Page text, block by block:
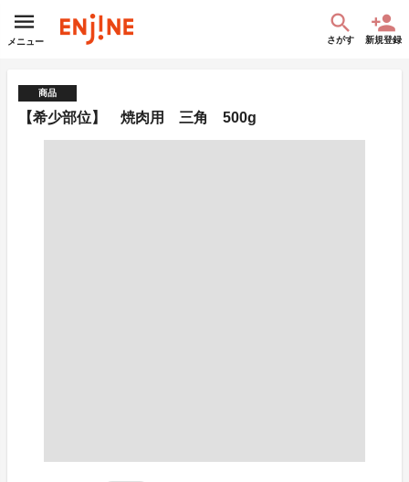
メニュー さがす 新規登録
商品
【希少部位】 焼肉用 三角 500g